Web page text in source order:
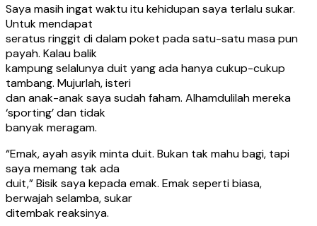
Saya masih ingat waktu itu kehidupan saya terlalu sukar.
Untuk mendapat
seratus ringgit di dalam poket pada satu-satu masa pun
payah. Kalau balik
kampung selalunya duit yang ada hanya cukup-cukup
tambang. Mujurlah, isteri
dan anak-anak saya sudah faham. Alhamdulilah mereka
‘sporting’ dan tidak
banyak meragam.
“Emak, ayah asyik minta duit. Bukan tak mahu bagi, tapi
saya memang tak ada
duit,” Bisik saya kepada emak. Emak seperti biasa,
berwajah selamba, sukar
ditembak reaksinya.